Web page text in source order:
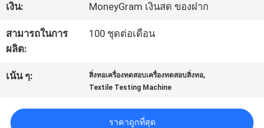
ใบ
เสนอ
เงิน:
MoneyGram เงินสด ของฝาก
สามารถในการ
ผลิต:
100 ชุดต่อเดือน
เน้น ๆ: สิ่งทอเครื่องทดสอบเครื่องทดสอบสิ่งทอ,
Textile Testing Machine
ราคาถูกที่สุด